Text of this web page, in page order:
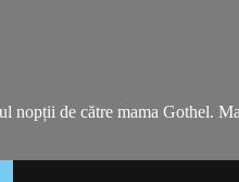
de către mama Gothel.